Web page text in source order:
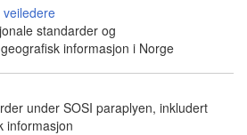
standarder og
informasjon i Norge
under SOSI paraplyen, inkludert
informasjon